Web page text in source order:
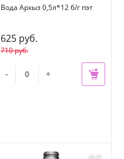
Вода Архыз 0,5л*12 б/г пэт
625 руб.
710 руб.
- +